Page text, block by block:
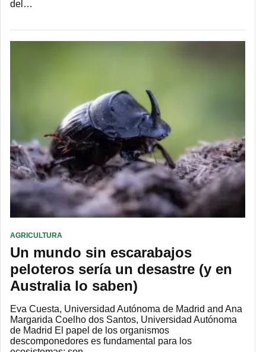
del…
AGRICULTURA
Un mundo sin escarabajos
peloteros sería un desastre (y en
Australia lo saben)
Eva Cuesta, Universidad Autónoma de Madrid and Ana
Margarida Coelho dos Santos, Universidad Autónoma
de Madrid El papel de los organismos
descomponedores es fundamental para los